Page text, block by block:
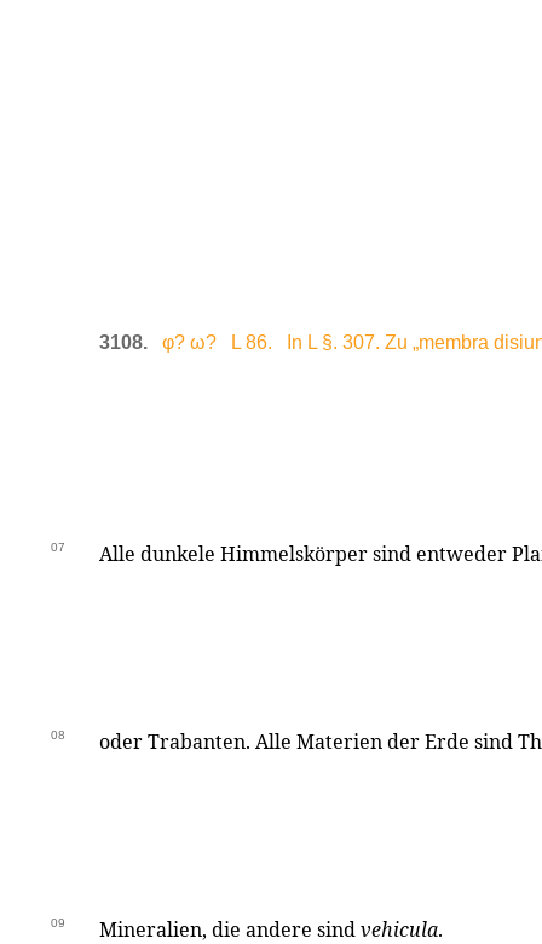
3108. φ? ω? L 86. In L §. 307. Zu „membra
07 Alle dunkele Himmelskörper sind entweder
08 oder Trabanten. Alle Materien der Erde sind
09 Mineralien, die andere sindvehicula.